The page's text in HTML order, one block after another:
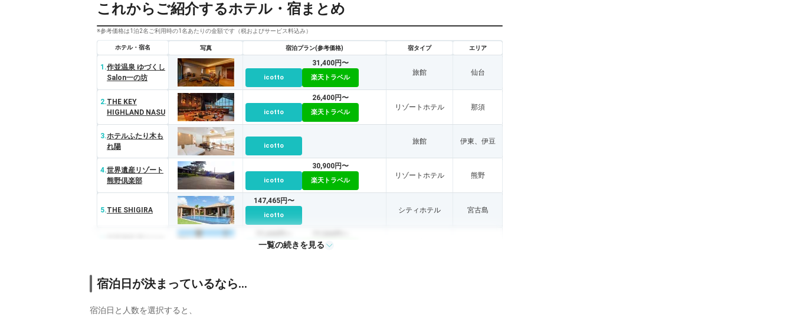
これからご紹介するホテル・宿まとめ
※参考価格は1泊2名ご利用時の1名あたりの金額です（税およびサービス料込み）
ホテル・宿名 写真 宿泊プラン(参考価格) 宿タイプ エリア
1.作並温泉 ゆづくし
Salon一の坊
icotto
31,400円〜
楽天トラベル
旅館 仙台
2.THE KEY
HIGHLAND NASU
icotto
26,400円〜
楽天トラベル
リゾートホテル 那須
3.ホテルふたり木も
れ陽
icotto
旅館 伊東、伊豆
4.世界遺産リゾート
熊野倶楽部
icotto
30,900円〜
楽天トラベル
リゾートホテル 熊野
5.THE SHIGIRA
147,465円〜
icotto
シティホテル 宮古島
icotto 楽天トラベル
一覧の続きを見る
宿泊日が決まっているなら…
宿泊日と人数を選択すると、